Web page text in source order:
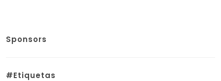
Sponsors
#Etiquetas